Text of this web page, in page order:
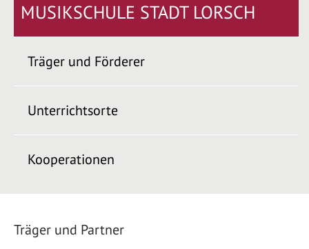
MUSIKSCHULE STADT LORSCH
Träger und Förderer
Unterrichtsorte
Kooperationen
Träger und Partner